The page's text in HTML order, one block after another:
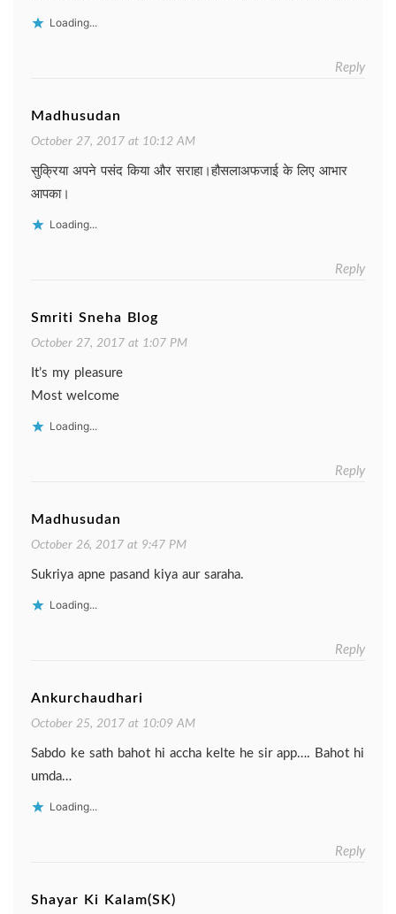
Loading...
Reply
Madhusudan
October 27, 2017 at 10:12 AM
सुक्रिया अपने पसंद किया और सराहा।हौसलाअफजाई के लिए आभार
आपका।
Loading...
Reply
Smriti Sneha Blog
October 27, 2017 at 1:07 PM
It’s my pleasure
Most welcome
Loading...
Reply
Madhusudan
October 26, 2017 at 9:47 PM
Sukriya apne pasand kiya aur saraha.
Loading...
Reply
Ankurchaudhari
October 25, 2017 at 10:09 AM
Sabdo ke sath bahot hi accha kelte he sir app…. Bahot hi
umda…
Loading...
Reply
Shayar Ki Kalam(SK)